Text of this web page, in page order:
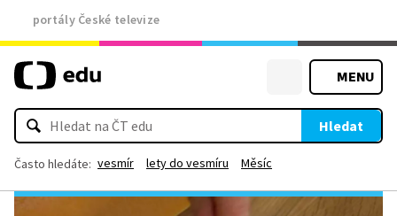
portály České televize
MENU
Hledat
Často hledáte: vesmír lety do vesmíru Měsíc